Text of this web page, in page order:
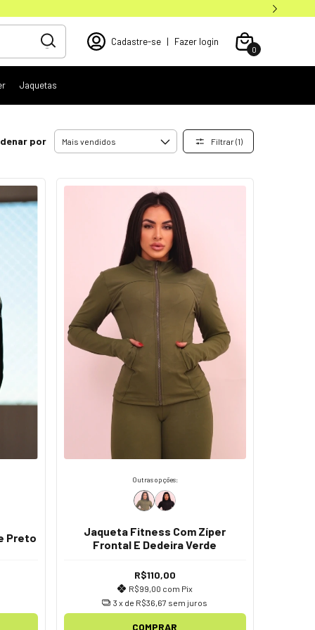
Cadastre-se | Fazer login
0
Jaquetas
por Filtrar (1)
Preto
Outras opções:
Jaqueta Fitness Com Zíper
Frontal E Dedeira Verde
R$110,00
R$99,00 com Pix
3 x de R$36,67 sem juros
COMPRAR